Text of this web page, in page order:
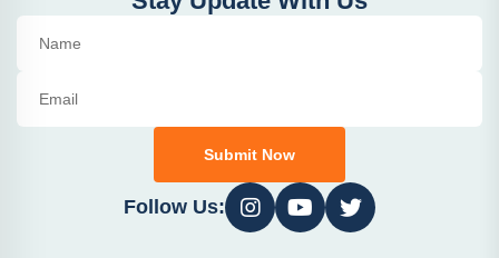
Submit Now
Follow Us: